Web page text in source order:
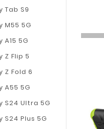
Tab S9
M55 5G
A15 5G
Z Flip 5
Z Fold 6
A55 5G
S24 Ultra 5G
S24 Plus 5G